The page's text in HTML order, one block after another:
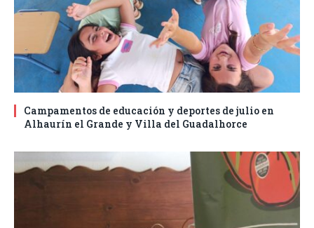
Campamentos de educación y deportes de julio en
Alhaurín el Grande y Villa del Guadalhorce